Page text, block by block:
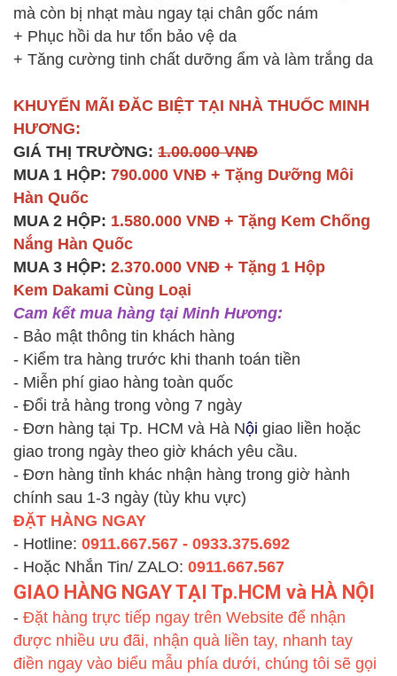
mà còn bị nhạt màu ngay tại chân gốc nám
+ Phục hồi da hư tổn bảo vệ da
+ Tăng cường tinh chất dưỡng ẩm và làm trắng da
KHUYẾN MÃI ĐĂC BIỆT TẠI NHÀ THUỐC MINH
HƯƠNG:
GIÁ THỊ TRƯỜNG: 1.00.000 VNĐ
MUA 1 HỘP: 790.000 VNĐ + Tặng Dưỡng Môi
Hàn Quốc
MUA 2 HỘP: 1.580.000 VNĐ + Tặng Kem Chống
Nắng Hàn Quốc
MUA 3 HỘP: 2.370.000 VNĐ + Tặng 1 Hộp
Kem Dakami Cùng Loại
Cam kết mua hàng tại Minh Hương:
- Bảo mật thông tin khách hàng
- Kiểm tra hàng trước khi thanh toán tiền
- Miễn phí giao hàng toàn quốc
- Đổi trả hàng trong vòng 7 ngày
- Đơn hàng tại Tp. HCM và Hà Nội giao liền hoặc
giao trong ngày theo giờ khách yêu cầu.
- Đơn hàng tỉnh khác nhận hàng trong giờ hành
chính sau 1-3 ngày (tùy khu vực)
ĐẶT HÀNG NGAY
- Hotline: 0911.667.567 - 0933.375.692
- Hoặc Nhắn Tin/ ZALO: 0911.667.567
GIAO HÀNG NGAY TẠI Tp.HCM và HÀ NỘI
- Đặt hàng trực tiếp ngay trên Website để nhận
được nhiều ưu đãi, nhận quà liền tay, nhanh tay
điền ngay vào biểu mẫu phía dưới, chúng tôi sẽ gọi